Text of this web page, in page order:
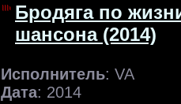
Бродяга по
шансона (2014)
Исполнитель: VA
Дата: 2014